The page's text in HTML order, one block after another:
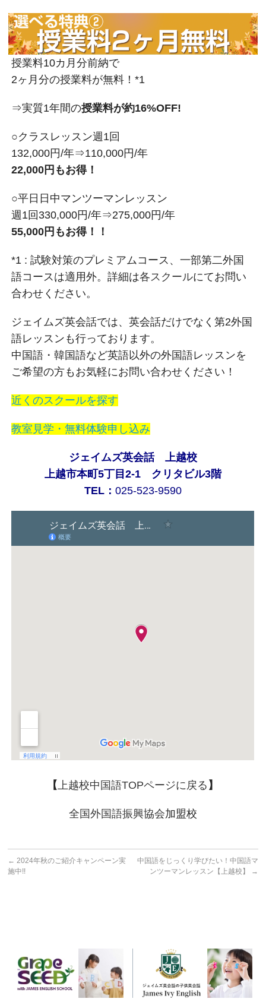
授業料10カ月分前納で
2ヶ月分の授業料が無料！*1
⇒実質1年間の授業料が約16%OFF!
○クラスレッスン週1回
132,000円/年⇒110,000円/年
22,000円もお得！
○平日日中マンツーマンレッスン
週1回330,000円/年⇒275,000円/年
55,000円もお得！！
*1 : 試験対策のプレミアムコース、一部第二外国
語コースは適用外。詳細は各スクールにてお問い
合わせください。
ジェイムズ英会話では、英会話だけでなく第2外国
語レッスンも行っております。
中国語・韓国語など英語以外の外国語レッスンを
ご希望の方もお気軽にお問い合わせください！
近くのスクールを探す
教室見学・無料体験申し込み
ジェイムズ英会話 上越校
上越市本町5丁目2-1 クリタビル3階
TEL： 025-523-9590
【上越校中国語TOPページに戻る 】
全国外国語振興協会加盟校
← 2024年秋のご紹介キャンペーン実
施中!!
中国語をじっくり学びたい！中国語マ
ンツーマンレッスン【上越校】
→